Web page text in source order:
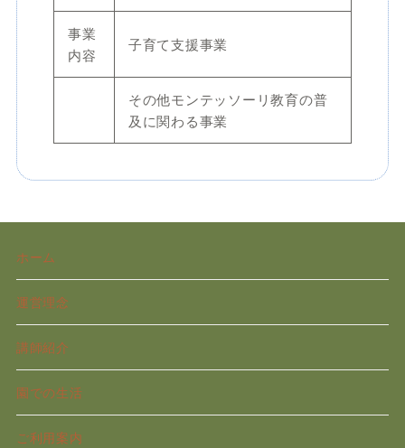
事業
内容
子育て支援事業
その他モンテッソーリ教育の普
及に関わる事業
ホーム
運営理念
講師紹介
園での生活
ご利用案内